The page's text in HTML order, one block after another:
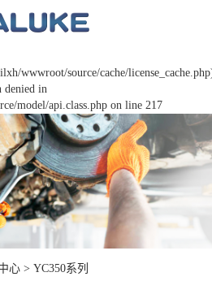
wwwroot/source/cache/
denied in
model/api.class.php on line 217
心> YC350系列